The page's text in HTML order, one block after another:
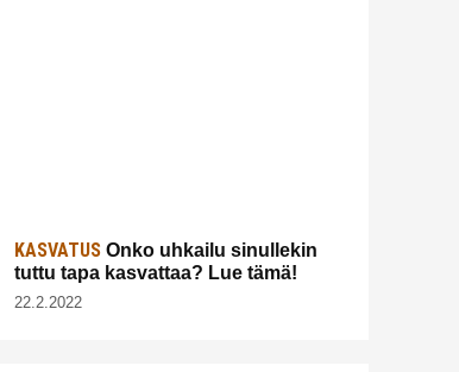
KASVATUS Onko uhkailu sinullekin
tuttu tapa kasvattaa? Lue tämä!
22.2.2022